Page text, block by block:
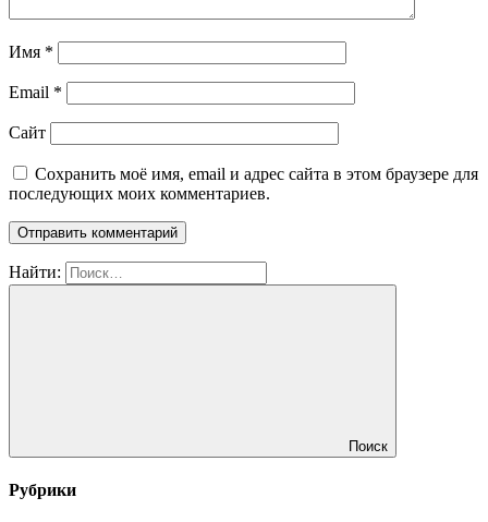
Имя *
Email *
Сайт
Сохранить моё имя, email и адрес сайта в этом браузере для
последующих моих комментариев.
Найти:
Поиск
Рубрики